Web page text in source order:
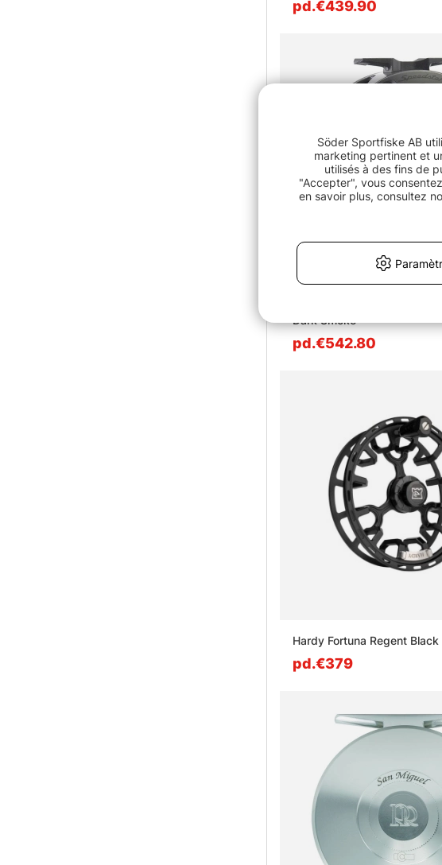
pd.€439.90
Dark Smoke
pd.€542.80
Hardy Fortuna Regent
pd.€379
Söder Sportfiske AB
marketing pertinent et
utilisés à des fins de
"Accepter", vous
en savoir plus, consultez